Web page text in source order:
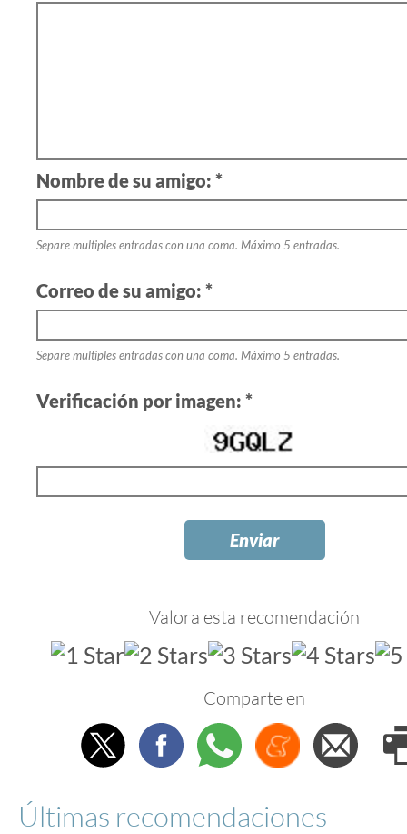
Nombre de su amigo: *
Separe multiples entradas con una coma. Máximo 5 entradas.
Correo de su amigo: *
Separe multiples entradas con una coma. Máximo 5 entradas.
Verificación por imagen: *
Valora esta recomendación
Comparte en
TwitterFacebookWhatsappMenéame
Últimas recomendaciones